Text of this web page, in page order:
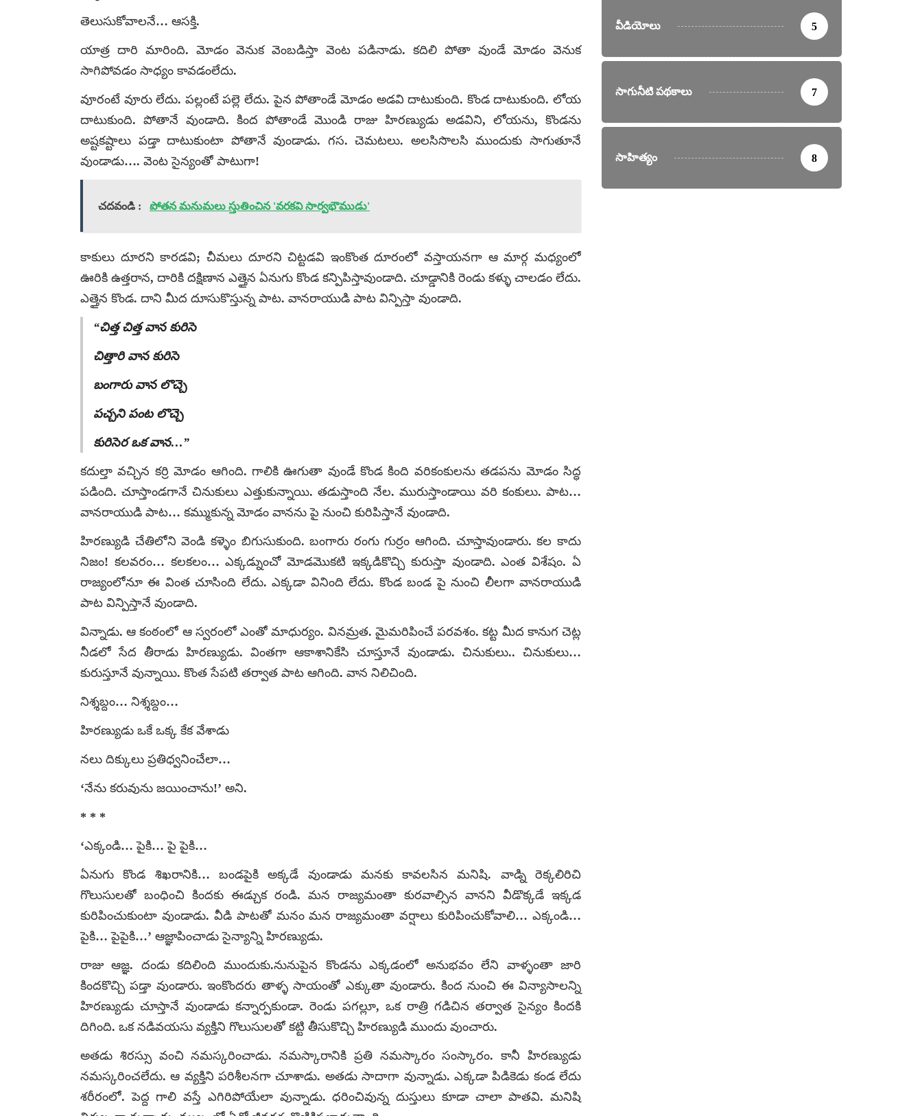
తెలుసుకోవాలనే… ఆసక్తి.
యాత్ర దారి మారింది. మోడం వెనుక వెంబడిస్తా వెంట పడినాడు. కదిలి పోతా వుండే మోడం వెనుక
సాగిపోవడం సాధ్యం కావడంలేదు.
వూరంటే వూరు లేదు. పల్లంటే పల్లె లేదు. పైన పోతాండే మోడం అడవి దాటుకుంది. కొండ దాటుకుంది. లోయ
దాటుకుంది. పోతానే వుండాది. కింద పోతాండే మొండి రాజు హిరణ్యుడు అడవిని, లోయను, కొండను
అష్టకష్టాలు పడ్తా దాటుకుంటా పోతానే వుండాడు. గస. చెమటలు. అలసిసొలసి ముందుకు సాగుతూనే
వుండాడు…. వెంట సైన్యంతో పాటుగా!
చదవండి : పోతన మనుమలు స్తుతించిన 'వరకవి సార్వభౌముడు'
కాకులు దూరని కారడవి; చీమలు దూరని చిట్టడవి ఇంకొంత దూరంలో వస్తాయనగా ఆ మార్గ మధ్యంలో
ఊరికి ఉత్తరాన, దారికి దక్షిణాన ఎత్తైన ఏనుగు కొండ కన్పిపిస్తావుండాది. చూడ్డానికి రెండు కళ్ళు చాలడం లేదు.
ఎత్తైన కొండ. దాని మీద దూసుకొస్తున్న పాట. వానరాయుడి పాట విన్పిస్తా వుండాది.
“చిత్త చిత్త వాన కురిసె
చిత్తారి వాన కురిసె
బంగారు వాన లొచ్చె
పచ్చని పంట లొచ్చె
కురిసెర ఒక వాన…”
కదుల్తా వచ్చిన కర్రి మోడం ఆగింది. గాలికి ఊగుతా వుండే కొండ కింది వరికంకులను తడపను మోడం సిద్ధ
పడింది. చూస్తాండగానే చినుకులు ఎత్తుకున్నాయి. తడుస్తాంది నేల. మురుస్తాండాయి వరి కంకులు. పాట…
వానరాయుడి పాట… కమ్ముకున్న మోడం వానను పై నుంచి కురిపిస్తానే వుండాది.
హిరణ్యుడి చేతిలోని వెండి కళ్ళెం బిగుసుకుంది. బంగారు రంగు గుర్రం ఆగింది. చూస్తావుండారు. కల కాదు
నిజం! కలవరం… కలకలం… ఎక్కడ్నుంచో మోడమొకటి ఇక్కడికొచ్చి కురుస్తా వుండాది. ఎంత విశేషం. ఏ
రాజ్యంలోనూ ఈ వింత చూసింది లేదు. ఎక్కడా వినింది లేదు. కొండ బండ పై నుంచి లీలగా వానరాయుడి
పాట విన్పిస్తానే వుండాది.
విన్నాడు. ఆ కంఠంలో ఆ స్వరంలో ఎంతో మాధుర్యం. వినమ్రత. మైమరిపించే పరవశం. కట్ట మీద కానుగ చెట్ల
నీడలో సేద తీరాడు హిరణ్యుడు. వింతగా ఆకాశానికేసి చూస్తూనే వుండాడు. చినుకులు.. చినుకులు…
కురుస్తూనే వున్నాయి. కొంత సేపటి తర్వాత పాట ఆగింది. వాన నిలిచింది.
నిశ్శబ్దం… నిశ్శబ్దం…
హిరణ్యుడు ఒకే ఒక్క కేక వేశాడు
నలు దిక్కులు ప్రతిధ్వనించేలా…
‘నేను కరువును జయించాను!’ అని.
* * *
‘ఎక్కండి… పైకి… పై పైకి…
ఏనుగు కొండ శిఖరానికి… బండపైకి అక్కడే వుండాడు మనకు కావలసిన మనిషి. వాడ్ని రెక్కలిరిచి
గొలుసులతో బంధించి కిందకు ఈడ్చుక రండి. మన రాజ్యమంతా కురవాల్సిన వానని వీడొక్కడే ఇక్కడ
కురిపించుకుంటా వుండాడు. వీడి పాటతో మనం మన రాజ్యమంతా వర్షాలు కురిపించుకోవాలి… ఎక్కండి…
పైకి… పైపైకి…’ ఆజ్ఞాపించాడు సైన్యాన్ని హిరణ్యుడు.
రాజు ఆజ్ఞ. దండు కదిలింది ముందుకు.నునుపైన కొండను ఎక్కడంలో అనుభవం లేని వాళ్ళంతా జారి
కిందకొచ్చి పడ్తా వుండారు. ఇంకొందరు తాళ్ళ సాయంతో ఎక్కుతా వుండారు. కింద నుంచి ఈ విన్యాసాలన్ని
హిరణ్యుడు చూస్తానే వుండాడు కన్నార్పకుండా. రెండు పగల్లూ, ఒక రాత్రి గడిచిన తర్వాత సైన్యం కిందకి
దిగింది. ఒక నడివయసు వ్యక్తిని గొలుసులతో కట్టి తీసుకొచ్చి హిరణ్యుడి ముందు వుంచారు.
అతడు శిరస్సు వంచి నమస్కరించాడు. నమస్కారానికి ప్రతి నమస్కారం సంస్కారం. కానీ హిరణ్యుడు
నమస్కరించలేదు. ఆ వ్యక్తిని పరిశీలనగా చూశాడు. అతడు సాదాగా వున్నాడు. ఎక్కడా పిడికెడు కండ లేదు
శరీరంలో. పెద్ద గాలి వస్తే ఎగిరిపోయేలా వున్నాడు. ధరించివున్న దుస్తులు కూడా చాలా పాతవి. మనిషి
వీడియోలు 5
సాగునీటి పథకాలు 7
సాహిత్యం 8